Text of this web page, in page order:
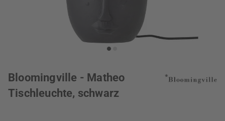
Bloomingville - Matheo
Tischleuchte, schwarz